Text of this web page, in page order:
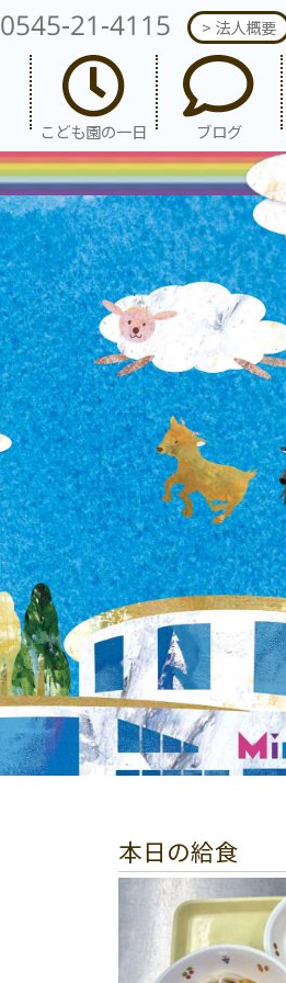
0545-21-4115 > 法人概要
こども園の一日 ブログ
本日の給食